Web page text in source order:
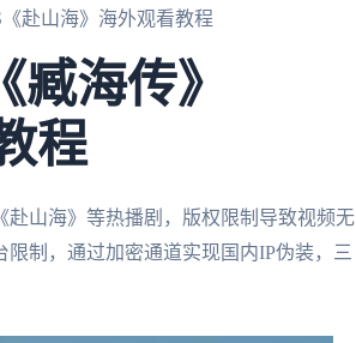
赴山海》海外观看教程
海传》
程
山海》等热播剧，版权限制导致视频无
制，通过加密通道实现国内IP伪装，三